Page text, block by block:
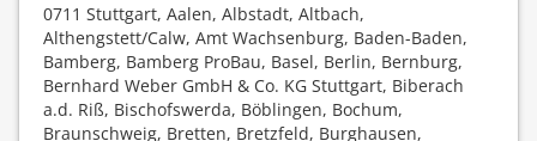
0711 Stuttgart, Aalen, Albstadt, Altbach,
Althengstett/Calw, Amt Wachsenburg, Baden-Baden,
Bamberg, Bamberg ProBau, Basel, Berlin, Bernburg,
Bernhard Weber GmbH & Co. KG Stuttgart, Biberach
a.d. Riß, Bischofswerda, Böblingen, Bochum,
Braunschweig, Bretten, Bretzfeld, Burghausen,